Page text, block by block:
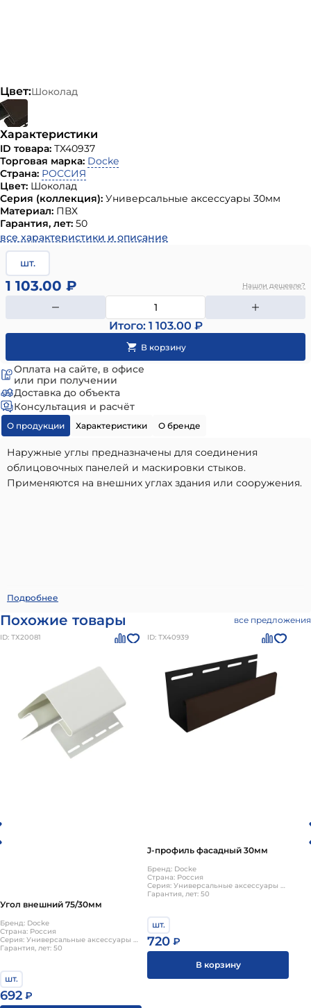
Цвет:Шоколад
Характеристики
ID товара: ТХ40937
Торговая марка: Docke
Страна: РОССИЯ
Цвет: Шоколад
Серия (коллекция): Универсальные аксессуары 30мм
Материал: ПВХ
Гарантия, лет: 50
все характеристики и описание
шт.
1 103.00 ₽ Нашли дешевле?
Итого: 1 103.00 ₽
Оплата на сайте, в офисе
или при получении
Доставка до объекта
Консультация и расчёт
О продукции Характеристики О бренде
Наружные углы предназначены для соединения
облицовочных панелей и маскировки стыков.
Применяются на внешних углах здания или сооружения.
Угол внешний 75/30мм
малоэтажном строительстве. Наши материалы бренда
Dockeотличаются долговечностью, надежностью и
соответствием всем современным стандартам качества.
Преимущества: высокое качество от проверенного
производителя, соответствие стандартам и нормам,
долговечность и устойчивость к внешним воздействиям,
легкость в использовании и монтаже.
Угол внешний
75/30мм можно приобрести в Санкт-Петербурге
рублей
Подробнее
Похожие товары все предложения
ID: ТХ20081
Угол внешний 75/30мм
Бренд: Docke
Страна: Россия
Серия: Универсальные аксессуары 30мм
Гарантия, лет: 50
шт.
692 ₽
ID: ТХ40939
J-профиль фасадный 30мм
Бренд: Docke
Страна: Россия
Серия: Универсальные аксессуары 30мм
Гарантия, лет: 50
шт.
720 ₽
В корзину